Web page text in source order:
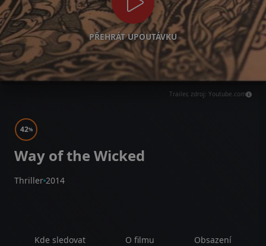
PŘEHRÁT UPOUTÁVKU
Trailer, zdroj: Youtube.com
42%
Way of the Wicked
Thriller 2014
Kde sledovat O filmu Obsazení